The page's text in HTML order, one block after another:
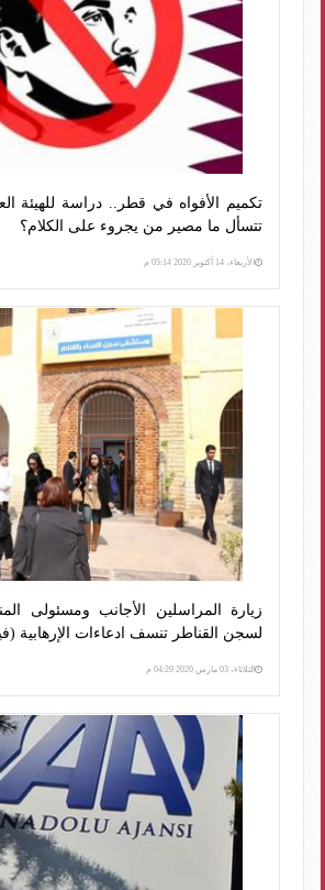
تكميم الأفواه في قطر.. دراسة للهيئة
تتسأل ما مصير من يجروء على الكلام؟
الأربعاء، 14 أكتوبر 2020 05:14 م
زيارة المراسلين الأجانب ومسئولى
لسجن القناطر تنسف ادعاءات الإرهابية
الثلاثاء، 03 مارس 2020 04:29 م